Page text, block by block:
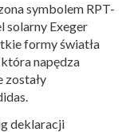
symbolem RPT-
solarny Exeger
formy światła
napędza
zostały
deklaracji